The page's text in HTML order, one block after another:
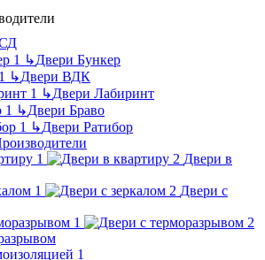
↳Двери Бункер
↳Двери ВДК
↳Двери Лабиринт
↳Двери Браво
↳Двери Ратибор
Двери в
Двери с